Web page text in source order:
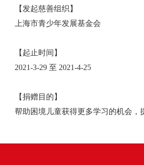
【发起慈善组织】
上海市青少年发展基金会
【起止时间】
2021-3-29 至 2021-4-25
【捐赠目的】
帮助困境儿童获得更多学习的机会，